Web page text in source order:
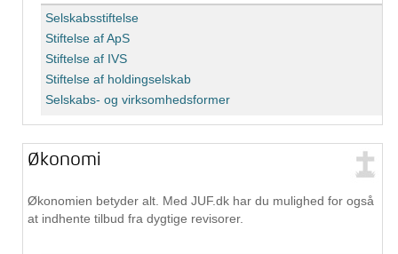
Selskabsstiftelse
Stiftelse af ApS
Stiftelse af IVS
Stiftelse af holdingselskab
Selskabs- og virksomhedsformer
Økonomi
Økonomien betyder alt. Med JUF.dk har du mulighed for også
at indhente tilbud fra dygtige revisorer.